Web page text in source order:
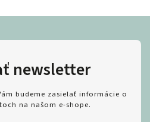
newsletter
budeme zasielať informácie o
na našom e-shope.